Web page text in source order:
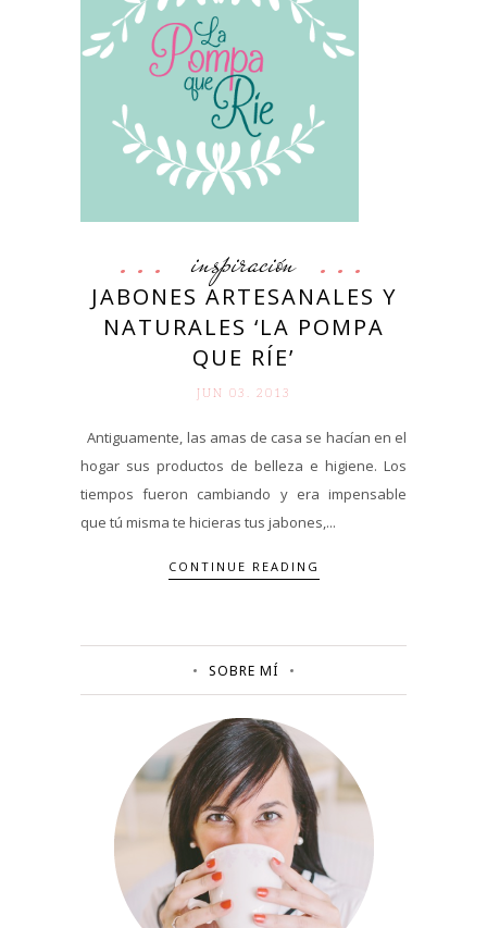
inspiración
JABONES ARTESANALES Y
NATURALES ‘LA POMPA
QUE RÍE’
JUN 03. 2013
Antiguamente, las amas de casa se hacían en el
hogar sus productos de belleza e higiene. Los
tiempos fueron cambiando y era impensable
que tú misma te hicieras tus jabones,...
CONTINUE READING
SOBRE MÍ